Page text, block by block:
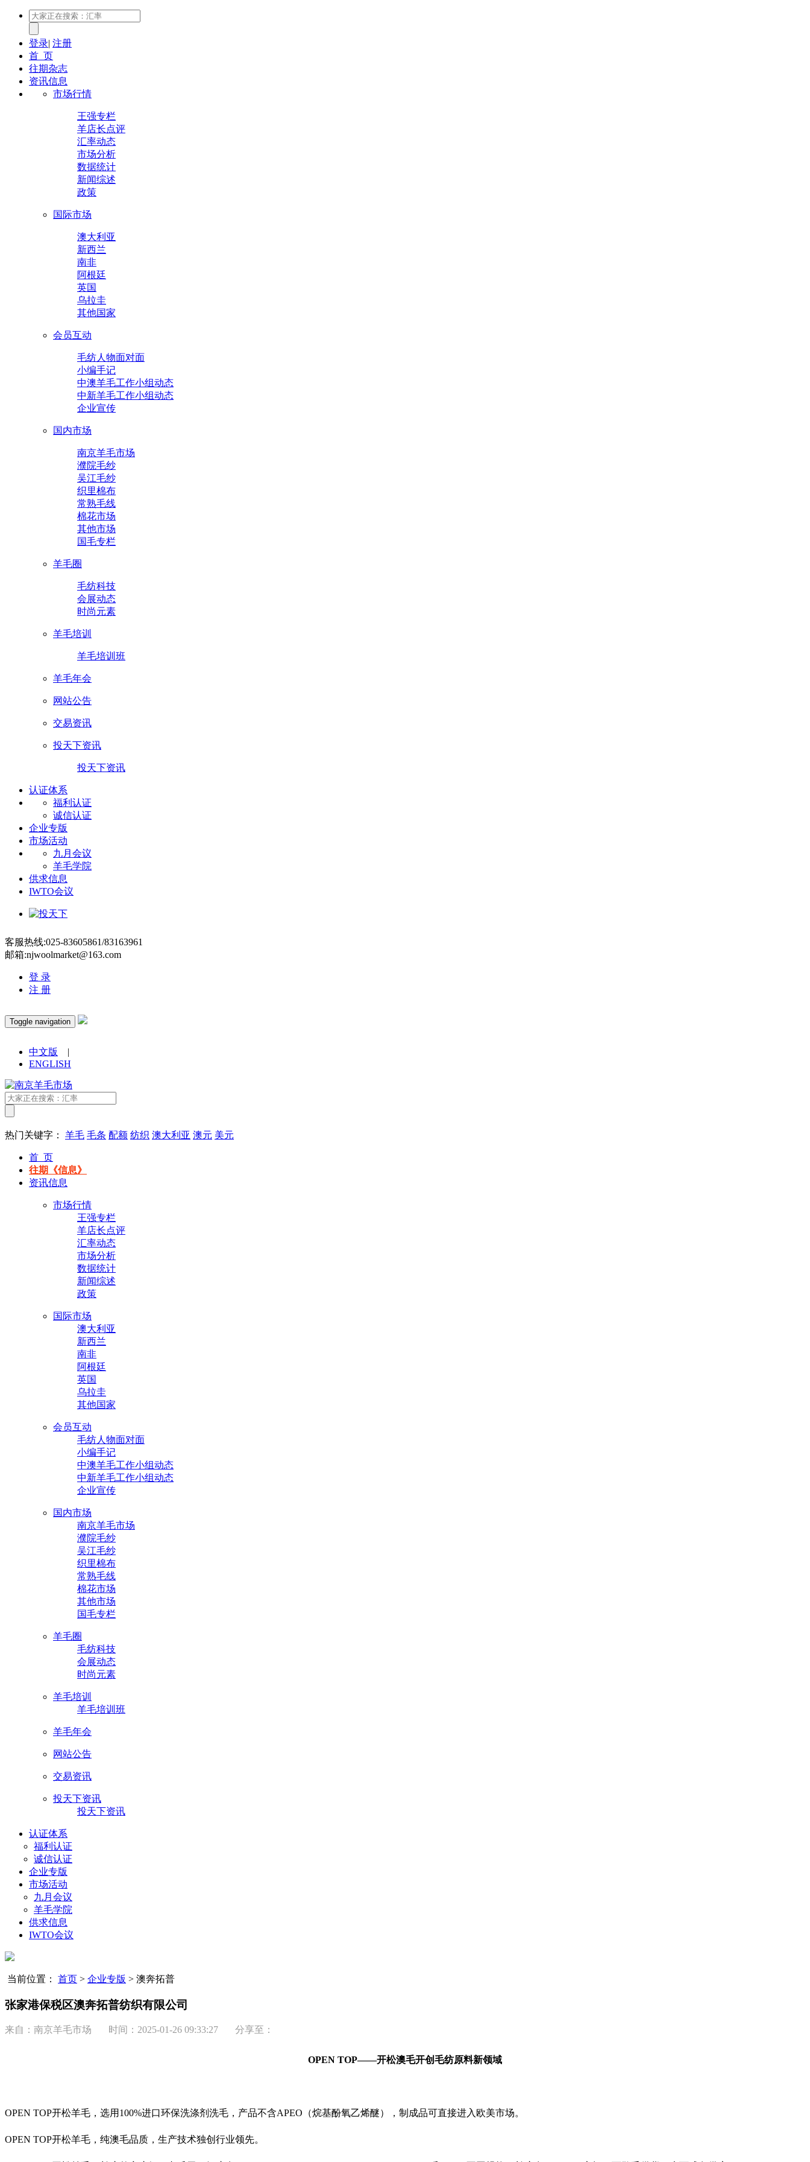
登录| 注册
首 页
往期杂志
资讯信息
市场行情
王强专栏
羊店长点评
汇率动态
市场分析
数据统计
新闻综述
政策
国际市场
澳大利亚
新西兰
南非
阿根廷
英国
乌拉圭
其他国家
会员互动
毛纺人物面对面
小编手记
中澳羊毛工作小组动态
中新羊毛工作小组动态
企业宣传
国内市场
南京羊毛市场
濮院毛纱
吴江毛纱
织里棉布
常熟毛线
棉花市场
其他市场
国毛专栏
羊毛圈
毛纺科技
会展动态
时尚元素
羊毛培训
羊毛培训班
羊毛年会
网站公告
交易资讯
投天下资讯
投天下资讯
认证体系
福利认证
诚信认证
企业专版
市场活动
九月会议
羊毛学院
供求信息
IWTO会议
客服热线:025-83605861/83163961
邮箱:njwoolmarket@163.com
登 录
注 册
Toggle navigation
中文版
|
ENGLISH
热门关键字： 羊毛 毛条 配额 纺织 澳大利亚 澳元 美元
首 页
往期《信息》
资讯信息
市场行情
王强专栏
羊店长点评
汇率动态
市场分析
数据统计
新闻综述
政策
国际市场
澳大利亚
新西兰
南非
阿根廷
英国
乌拉圭
其他国家
会员互动
毛纺人物面对面
小编手记
中澳羊毛工作小组动态
中新羊毛工作小组动态
企业宣传
国内市场
南京羊毛市场
濮院毛纱
吴江毛纱
织里棉布
常熟毛线
棉花市场
其他市场
国毛专栏
羊毛圈
毛纺科技
会展动态
时尚元素
羊毛培训
羊毛培训班
羊毛年会
网站公告
交易资讯
投天下资讯
投天下资讯
认证体系
福利认证
诚信认证
企业专版
市场活动
九月会议
羊毛学院
供求信息
IWTO会议
当前位置： 首页 > 企业专版 > 澳奔拓普
张家港保税区澳奔拓普纺织有限公司
来自：南京羊毛市场 时间： 2025-01-26 09:33:27 分享至：
OPEN TOP——开松澳毛开创毛纺原料新领域
OPEN TOP开松羊毛，选用100%进口环保洗涤剂洗毛，产品不含APEO（烷基酚氧乙烯醚），制成品可直接进入欧美市场。
OPEN TOP开松羊毛，纯澳毛品质，生产技术独创行业领先。